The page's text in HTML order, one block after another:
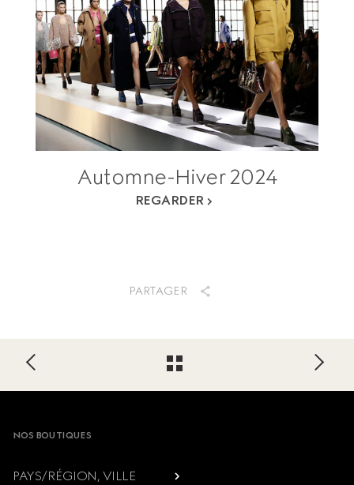
Automne-Hiver 2024
REGARDER
PARTAGER
NOS BOUTIQUES
PAYS/RÉGION, VILLE